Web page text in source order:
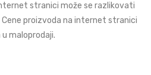
stranici može se razlikovati
proizvoda na internet stranici
maloprodaji.